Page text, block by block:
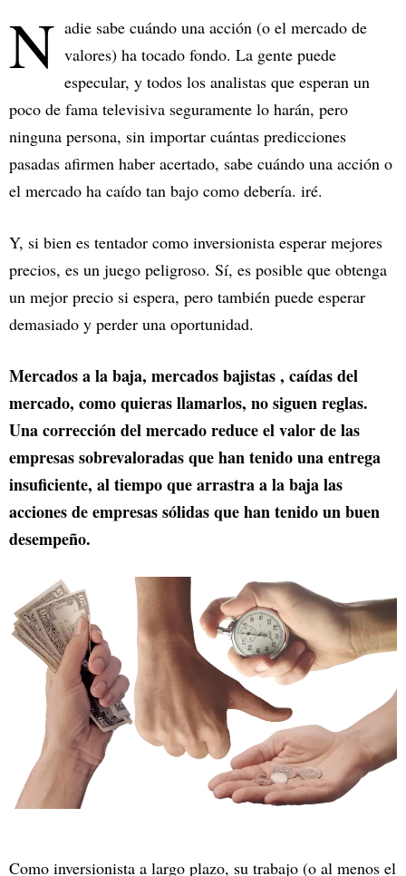
N adie sabe cuándo una acción (o el mercado de
valores) ha tocado fondo. La gente puede
especular, y todos los analistas que esperan un
poco de fama televisiva seguramente lo harán, pero
ninguna persona, sin importar cuántas predicciones
pasadas afirmen haber acertado, sabe cuándo una acción o
el mercado ha caído tan bajo como debería. iré.
Y, si bien es tentador como inversionista esperar mejores
precios, es un juego peligroso. Sí, es posible que obtenga
un mejor precio si espera, pero también puede esperar
demasiado y perder una oportunidad.
Mercados a la baja, mercados bajistas , caídas del
mercado, como quieras llamarlos, no siguen reglas.
Una corrección del mercado reduce el valor de las
empresas sobrevaloradas que han tenido una entrega
insuficiente, al tiempo que arrastra a la baja las
acciones de empresas sólidas que han tenido un buen
desempeño.
Como inversionista a largo plazo, su trabajo (o al menos el